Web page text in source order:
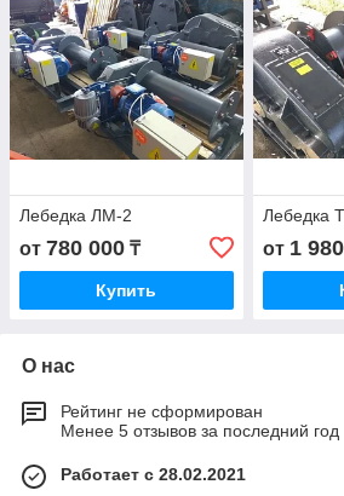
Лебедка ЛМ-2
от 780 000 ₸
Купить
Лебедка
от 1
О нас
Рейтинг не сформирован
Менее 5 отзывов за последний год
Работает с 28.02.2021